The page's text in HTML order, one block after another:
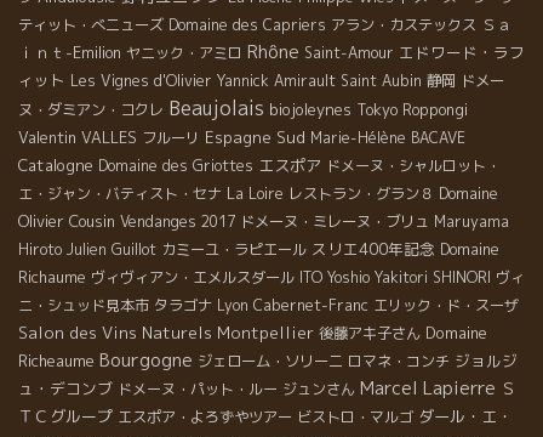
ティット・べニューズ Domaine des Capriers アラン・カステックス Ｓａ
ｉｎｔ-Emilion ヤニック・アミロ Rhône Saint-Amour エドワード・ラフ
ィット Les Vignes d'Olivier Yannick Amirault Saint Aubin 静岡 ドメー
ヌ・ダミアン・コクレ Beaujolais biojoleynes Tokyo Roppongi
Valentin VALLES フルーリ Espagne Sud Marie-Hélène BACAVE
Catalogne Domaine des Griottes エスポア ドメーヌ・シャルロット・
エ・ジャン・バティスト・セナ La Loire レストラン・グラン８ Domaine
Olivier Cousin Vendanges 2017 ドメーヌ・ミレーヌ・ブリュ Maruyama
Hiroto Julien Guillot カミーユ・ラピエール スリエ400年記念 Domaine
Richaume ヴィヴィアン・エメルスダール ITO Yoshio Yakitori SHINORI ヴィ
ニ・シュッド見本市 タラゴナ Lyon Cabernet-Franc エリック・ド・スーザ
Salon des Vins Naturels Montpellier 後藤アキ子さん Domaine
Richeaume Bourgogne ジェローム・ソリーニ ロマネ・コンチ ジョルジ
ュ・デコンブ ドメーヌ・パット・ルー ジュンさん Marcel Lapierre Ｓ
ＴＣグループ エスポア・よろずやツアー ビストロ・マルゴ ダール・エ・